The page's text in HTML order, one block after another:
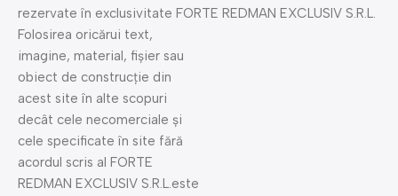
rezervate în exclusivitate FORTE REDMAN EXCLUSIV S.R.L.
Folosirea oricărui text,
imagine, material, fișier sau
obiect de construcție din
acest site în alte scopuri
decât cele necomerciale și
cele specificate în site fără
acordul scris al FORTE
REDMAN EXCLUSIV S.R.L.este